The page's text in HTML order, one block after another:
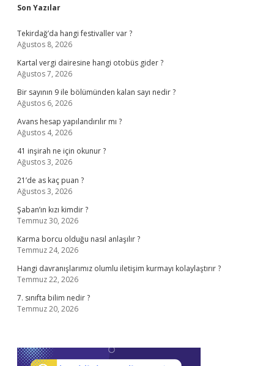
Sidebar
Son Yazılar
Tekirdağ’da hangi festivaller var ?
Ağustos 8, 2026
Kartal vergi dairesine hangi otobüs gider ?
Ağustos 7, 2026
Bir sayının 9 ile bölümünden kalan sayı nedir ?
Ağustos 6, 2026
Avans hesap yapılandırılır mı ?
Ağustos 4, 2026
41 inşirah ne için okunur ?
Ağustos 3, 2026
21’de as kaç puan ?
Ağustos 3, 2026
Şaban’ın kızı kimdir ?
Temmuz 30, 2026
Karma borcu olduğu nasıl anlaşılır ?
Temmuz 24, 2026
Hangi davranışlarımız olumlu iletişim kurmayı kolaylaştırır ?
Temmuz 22, 2026
7. sınıfta bilim nedir ?
Temmuz 20, 2026